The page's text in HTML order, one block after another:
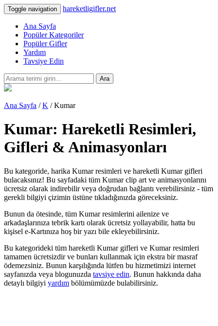
Toggle navigation hareketligifler.net
Ana Sayfa
Popüler Kategoriler
Popüler Gifler
Yardım
Tavsiye Edin
Ara
Ana Sayfa /K / Kumar
Kumar: Hareketli Resimleri,
Gifleri & Animasyonları
Bu kategoride, harika Kumar resimleri ve hareketli Kumar gifleri
bulacaksınız! Bu sayfadaki tüm Kumar clip art ve animasyonlarını
ücretsiz olarak indirebilir veya doğrudan bağlantı verebilirsiniz - tüm
gerekli bilgiyi çizimin üstüne tıkladığınızda göreceksiniz.
Bunun da ötesinde, tüm Kumar resimlerini ailenize ve
arkadaşlarınıza tebrik kartı olarak ücretsiz yollayabilir, hatta bu
kişisel e-Kartınıza hoş bir yazı bile ekleyebilirsiniz.
Bu kategorideki tüm hareketli Kumar gifleri ve Kumar resimleri
tamamen ücretsizdir ve bunları kullanmak için ekstra bir masraf
ödemezsiniz. Bunun karşılığında lütfen bu hizmetimizi internet
sayfanızda veya blogunuzda tavsiye edin. Bunun hakkında daha
detaylı bilgiyi yardım bölümümüzde bulabilirsiniz.